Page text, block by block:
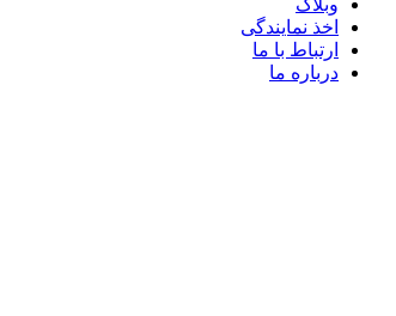
اخذ نمایندگی
ارتباط با ما
درباره ما